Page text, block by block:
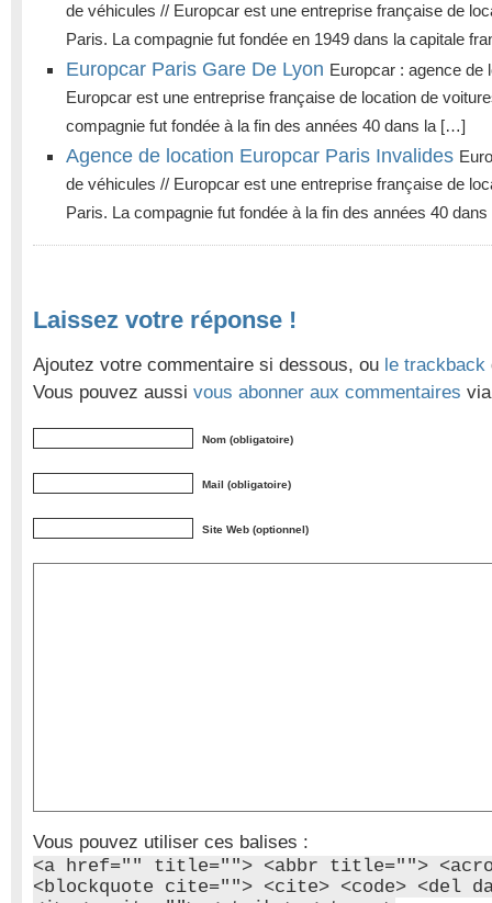
de véhicules // Europcar est une entreprise française de
Paris. La compagnie fut fondée en 1949 dans la capitale
Europcar Paris Gare De Lyon Europcar : agence de
Europcar est une entreprise française de location de
compagnie fut fondée à la fin des années 40 dans la […]
Agence de location Europcar Paris Invalides
de véhicules // Europcar est une entreprise française de
Paris. La compagnie fut fondée à la fin des années 40
Laissez votre réponse !
Ajoutez votre commentaire si dessous, ou le trackback
Vous pouvez aussi vous abonner aux commentaires
Nom (obligatoire)
Mail (obligatoire)
Site Web (optionnel)
Vous pouvez utiliser ces balises :
<a href="" title=""> <abbr title="">
<blockquote cite=""> <cite> <code> <del